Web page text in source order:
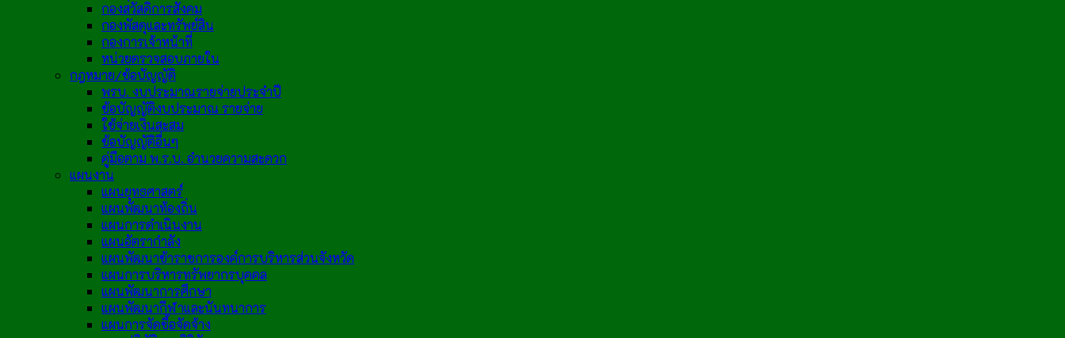
กองสวัสดิการสังคม
กองพัสดุและทรัพย์สิน
กองการเจ้าหน้าที่
หน่วยตรวจสอบภายใน
กฎหมาย/ข้อบัญญัติ
พรบ. งบประมาณรายจ่ายประจำปี
ข้อบัญญัติงบประมาณ รายจ่าย
ใช้จ่ายเงินสะสม
ข้อบัญญัติอื่นๆ
คู่มือตาม พ.ร.บ. อำนวยความสะดวก
แผนงาน
แผนยุทธศาสตร์
แผนพัฒนาท้องถิ่น
แผนการดำเนินงาน
แผนอัตรากำลัง
แผนพัฒนาข้าราชการองค์การบริหารส่วนจังหวัด
แผนการบริหารทรัพยากรบุคคล
แผนพัฒนาการศึกษา
แผนพัฒนากีฬาและนันทนาการ
แผนการจัดซื้อจัดจ้าง